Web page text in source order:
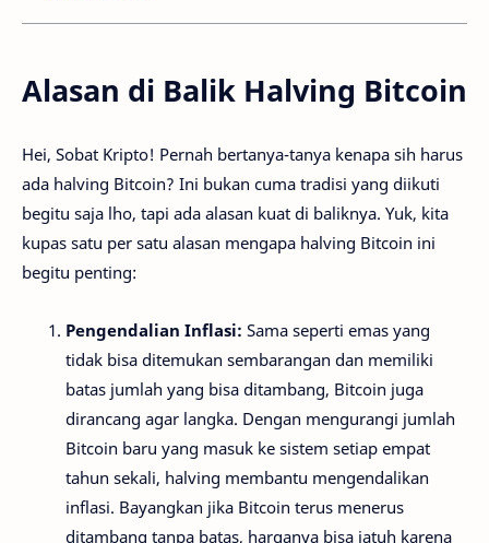
Alasan di Balik Halving Bitcoin
Hei, Sobat Kripto! Pernah bertanya-tanya kenapa sih harus
ada halving Bitcoin? Ini bukan cuma tradisi yang diikuti
begitu saja lho, tapi ada alasan kuat di baliknya. Yuk, kita
kupas satu per satu alasan mengapa halving Bitcoin ini
begitu penting:
Pengendalian Inflasi: Sama seperti emas yang
tidak bisa ditemukan sembarangan dan memiliki
batas jumlah yang bisa ditambang, Bitcoin juga
dirancang agar langka. Dengan mengurangi jumlah
Bitcoin baru yang masuk ke sistem setiap empat
tahun sekali, halving membantu mengendalikan
inflasi. Bayangkan jika Bitcoin terus menerus
ditambang tanpa batas, harganya bisa jatuh karena